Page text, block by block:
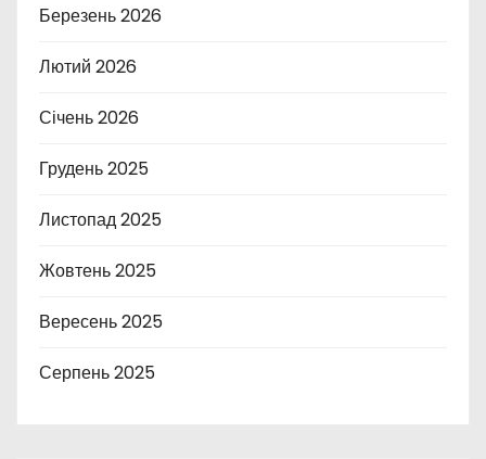
Березень 2026
Лютий 2026
Січень 2026
Грудень 2025
Листопад 2025
Жовтень 2025
Вересень 2025
Серпень 2025